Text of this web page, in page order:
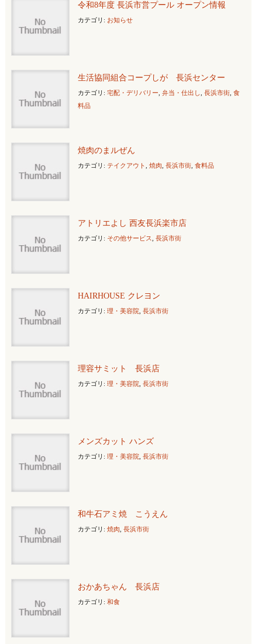
令和8年度 長浜市営プール オープン情報
カテゴリ: お知らせ
生活協同組合コープしが 長浜センター
カテゴリ: 宅配・デリバリー 弁当・仕出し 長浜市街, 食
料品
焼肉のまルぜん
カテゴリ: テイクアウト 焼肉 長浜市街, 食料品
アトリエよし 西友長浜楽市店
カテゴリ: その他サービス 長浜市街
HAIRHOUSE クレヨン
カテゴリ: 理・美容院, 長浜市街
理容サミット 長浜店
カテゴリ: 理・美容院, 長浜市街
メンズカット ハンズ
カテゴリ: 理・美容院, 長浜市街
和牛石アミ焼 こうえん
カテゴリ: 焼肉 長浜市街
おかあちゃん 長浜店
カテゴリ: 和食